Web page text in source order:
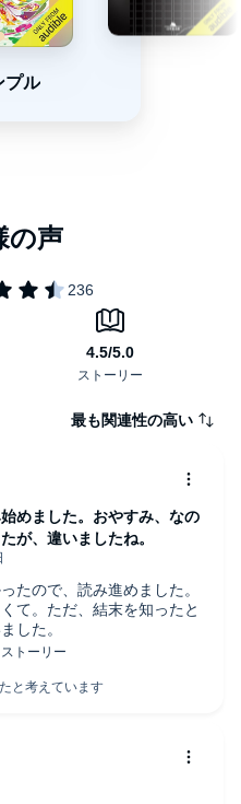
プル
最も関連性の高い
たので、読み進めました。
て。ただ、結末を知ったと
した。
めました。おやすみ、なの
が、違いましたね。